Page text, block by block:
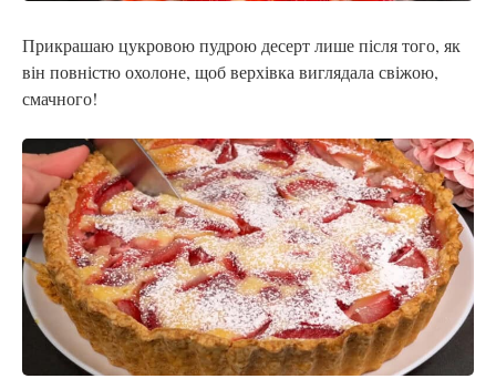
Прикрашаю цукровою пудрою десерт лише після того, як
він повністю охолоне, щоб верхівка виглядала свіжою,
смачного!